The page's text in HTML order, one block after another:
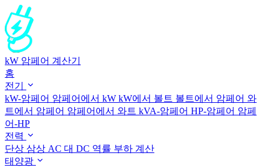
kW 암페어 계산기
홈
전기
kW-암페어 암페어에서 kW kW에서 볼트 볼트에서 암페어 와
트에서 암페어 암페어에서 와트 kVA-암페어 HP-암페어 암페
어-HP
전력
단상 삼상 AC 대 DC 역률 부하 계산
태양광